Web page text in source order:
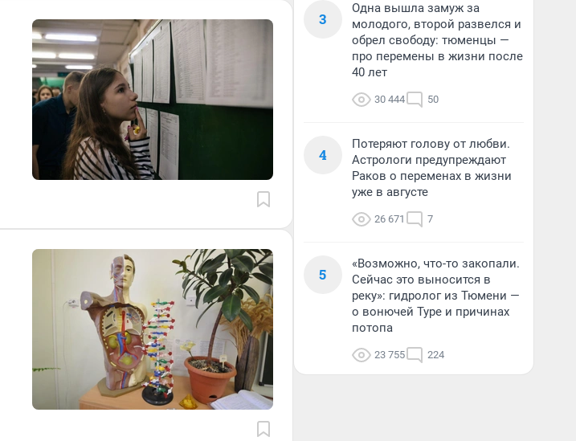
3
Одна вышла замуж за
молодого, второй развелся и
обрел свободу: тюменцы —
про перемены в жизни после
40 лет
30 444 50
4
Потеряют голову от любви.
Астрологи предупреждают
Раков о переменах в жизни
уже в августе
26 671 7
5
«Возможно, что-то закопали.
Сейчас это выносится в
реку»: гидролог из Тюмени —
о вонючей Туре и причинах
потопа
23 755 224